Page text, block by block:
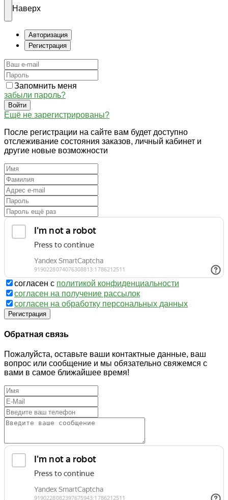
Наверх
Авторизация
Регистрация
Запомнить меня
забыли пароль?
Войти
Ещё не зарегистрированы?
После регистрации на сайте вам будет доступно
отслеживание состояния заказов, личный кабинет и
другие новые возможности
согласен с политикой конфиденциальности
согласен на получение рассылок
согласен на обработку персональных данных
Регистрация
Обратная связь
Пожалуйста, оставьте ваши контактные данные, ваш
вопрос или сообщение и мы обязательно свяжемся с
вами в самое ближайшее время!